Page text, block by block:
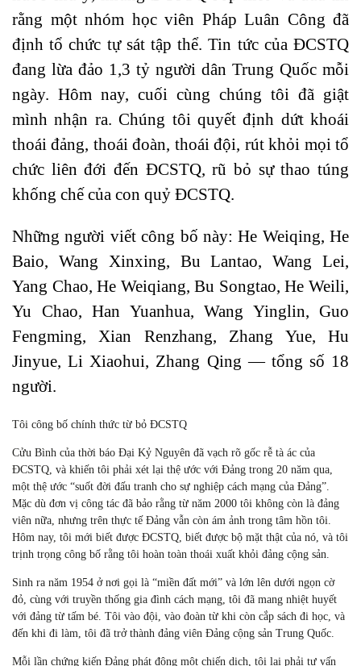
rằng một nhóm học viên Pháp Luân Công đã
định tổ chức tự sát tập thể. Tin tức của ĐCSTQ
đang lừa đảo 1,3 tỷ người dân Trung Quốc mỗi
ngày. Hôm nay, cuối cùng chúng tôi đã giật
mình nhận ra. Chúng tôi quyết định dứt khoái
thoái đảng, thoái đoàn, thoái đội, rút khỏi mọi tổ
chức liên đới đến ĐCSTQ, rũ bỏ sự thao túng
khống chế của con quỷ ĐCSTQ.
Những người viết công bố này: He Weiqing, He
Baio, Wang Xinxing, Bu Lantao, Wang Lei,
Yang Chao, He Weiqiang, Bu Songtao, He Weili,
Yu Chao, Han Yuanhua, Wang Yinglin, Guo
Fengming, Xian Renzhang, Zhang Yue, Hu
Jinyue, Li Xiaohui, Zhang Qing — tổng số 18
người.
Tôi công bố chính thức từ bỏ ĐCSTQ
Cửu Bình của thời báo Đại Kỷ Nguyên đã vạch rõ gốc rễ tà ác của
ĐCSTQ, và khiến tôi phải xét lại thệ ước với Đảng trong 20 năm qua,
một thệ ước “suốt đời đấu tranh cho sự nghiệp cách mạng của Đảng”.
Mặc dù đơn vị công tác đã bảo rằng từ năm 2000 tôi không còn là đảng
viên nữa, nhưng trên thực tế Đảng vẫn còn ám ảnh trong tâm hồn tôi.
Hôm nay, tôi mới biết được ĐCSTQ, biết được bộ mặt thật của nó, và tôi
trịnh trọng công bố rằng tôi hoàn toàn thoái xuất khỏi đảng cộng sản.
Sinh ra năm 1954 ở nơi gọi là “miền đất mới” và lớn lên dưới ngọn cờ
đỏ, cùng với truyền thống gia đình cách mạng, tôi đã mang nhiệt huyết
với đảng từ tấm bé. Tôi vào đội, vào đoàn từ khi còn cắp sách đi học, và
đến khi đi làm, tôi đã trở thành đảng viên Đảng cộng sản Trung Quốc.
Mỗi lần chứng kiến Đảng phát động một chiến dịch, tôi lại phải tự vấn